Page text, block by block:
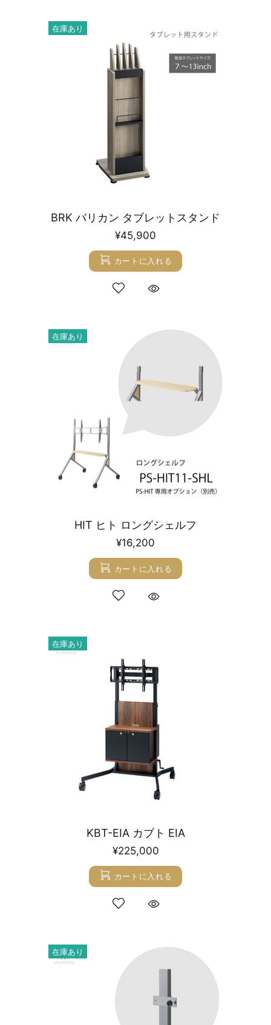
在庫あり
BRK バリカン タブレットスタンド
¥45,900
カートに入れる
在庫あり
HIT ヒト ロングシェルフ
¥16,200
カートに入れる
在庫あり
KBT-EIA カブト EIA
¥225,000
カートに入れる
在庫あり